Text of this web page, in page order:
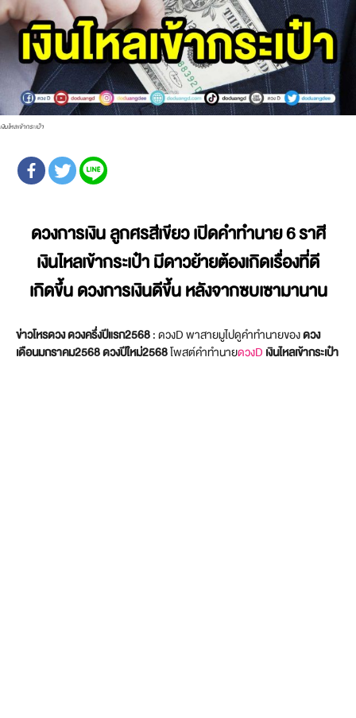
เงินไหลเข้ากระเป๋า
ดวงการเงิน ลูกศรสีเขียว เปิดคำทำนาย 6 ราศี
เงินไหลเข้ากระเป๋า มีดาวย้ายต้องเกิดเรื่องที่ดี
เกิดขึ้น ดวงการเงินดีขึ้น หลังจากซบเซามานาน
ข่าวโหรดวง ดวงครึ่งปีแรก2568: ดวงD พาสายมูไปดูคำทำนายของดวง
เดือนมกราคม2568ดวงปีใหม่2568โพสต์คำทำนายดวงD เงินไหลเข้ากระเป๋า